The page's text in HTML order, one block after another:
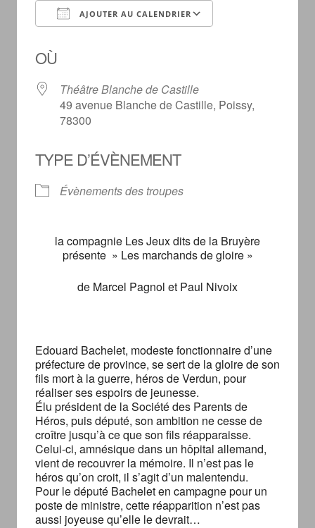
AJOUTER AU CALENDRIER
OÙ
Théâtre Blanche de Castille
49 avenue Blanche de Castille, Poissy,
78300
TYPE D’ÉVÈNEMENT
Évènements des troupes
la compagnie Les Jeux dits de la Bruyère
présente » Les marchands de gloire »
de Marcel Pagnol et Paul Nivoix
Edouard Bachelet, modeste fonctionnaire d’une
préfecture de province, se sert de la gloire de son
fils mort à la guerre, héros de Verdun, pour
réaliser ses espoirs de jeunesse.
Élu président de la Société des Parents de
Héros, puis député, son ambition ne cesse de
croître jusqu’à ce que son fils réapparaisse.
Celui-ci, amnésique dans un hôpital allemand,
vient de recouvrer la mémoire. Il n’est pas le
héros qu’on croit, il s’agit d’un malentendu.
Pour le député Bachelet en campagne pour un
poste de ministre, cette réapparition n’est pas
aussi joyeuse qu’elle le devrait…